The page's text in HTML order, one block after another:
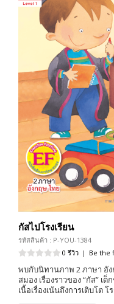
กัสไปโรงเรียน
รหัสสินค้า : P-YOU-1384
0 รีวิว | Be the
พบกับนิทานภาพ 2 ภาษา อั
สมอง เรื่องราวของ “กัส” เ
เนื้อเรื่องเน้นถึงการเติบโต โ